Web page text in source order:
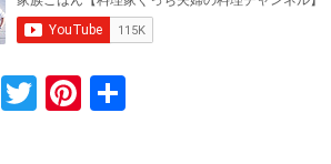
F
T
Pi